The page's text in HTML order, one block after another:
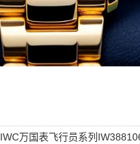
IWC万国表飞行员系列